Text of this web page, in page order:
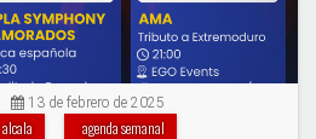
13 de febrero de 2025
alcala
agenda semanal